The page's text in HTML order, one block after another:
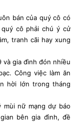
bán của quý cô có
cô phải chú ý cử
tranh cãi hay xung
và gia đình đón nhiều
Công việc làm ăn
hời lớn trong tháng
mùi nữ mạng dự báo
bên gia đình, đề